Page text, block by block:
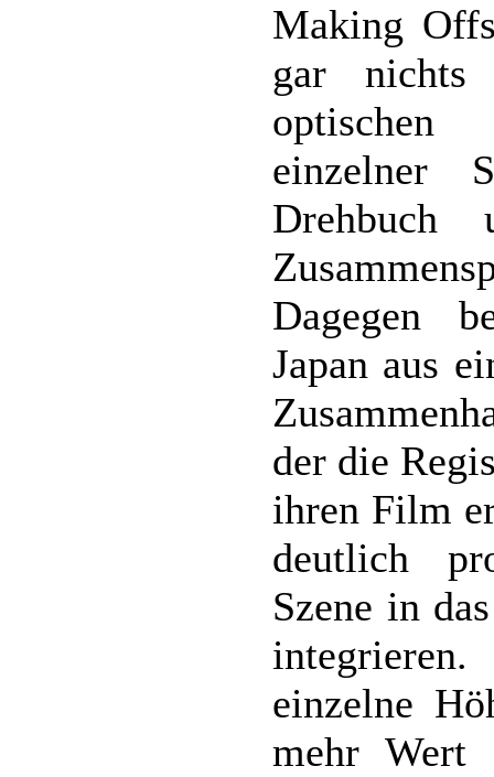
Making
gar
einzelner
Drehbuch
Dagegen
Japan aus
der die
ihren Film
deutlich
Szene in
einzelne
mehr Wert